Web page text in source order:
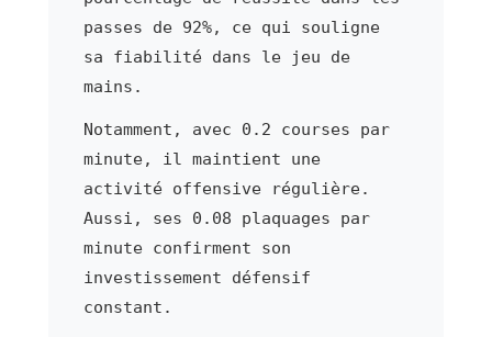
passes de 92%, ce qui souligne
sa fiabilité dans le jeu de
mains.
Notamment, avec 0.2 courses par
minute, il maintient une
activité offensive régulière.
Aussi, ses 0.08 plaquages par
minute confirment son
investissement défensif
constant.